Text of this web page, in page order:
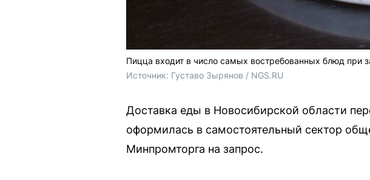
Пицца входит в число самых востребованных блюд при
Источник: Густаво Зырянов / NGS.RU
Доставка еды в Новосибирской области
оформилась в самостоятельный сектор
Минпромторга на запрос.